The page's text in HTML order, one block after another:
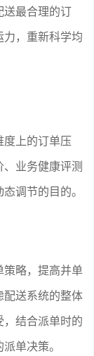
送最合理的订
，重新科学均
度上的订单压
业务健康评测
调节的目的。
策略，提高并单
配送系统的整体
结合派单时的
单决策。